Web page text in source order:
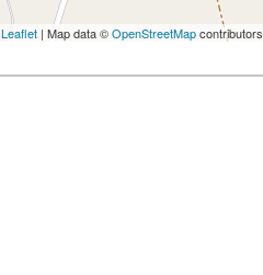
Leaflet| Map data ©OpenStreetMapcontributors